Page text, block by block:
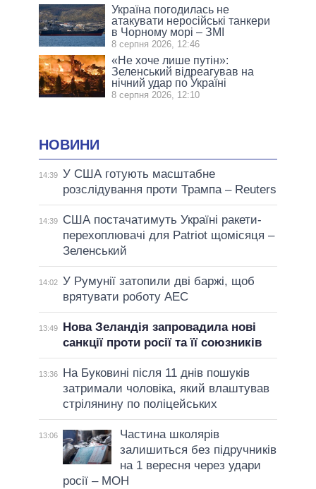
Україна погодилась не
атакувати неросійські танкери
в Чорному морі – ЗМІ
8 серпня 2026, 12:46
«Не хоче лише путін»:
Зеленський відреагував на
нічний удар по Україні
8 серпня 2026, 12:10
НОВИНИ
14:39 У США готують масштабне
розслідування проти Трампа – Reuters
14:39
США постачатимуть Україні ракети-
перехоплювачі для Patriot щомісяця –
Зеленський
14:02 У Румунії затопили дві баржі, щоб
врятувати роботу АЕС
13:49
Нова Зеландія запровадила нові
санкції проти росії та її союзників
13:36
На Буковині після 11 днів пошуків
затримали чоловіка, який влаштував
стрілянину по поліцейських
13:06
Частина школярів
залишиться без підручників
на 1 вересня через удари
росії – МОН